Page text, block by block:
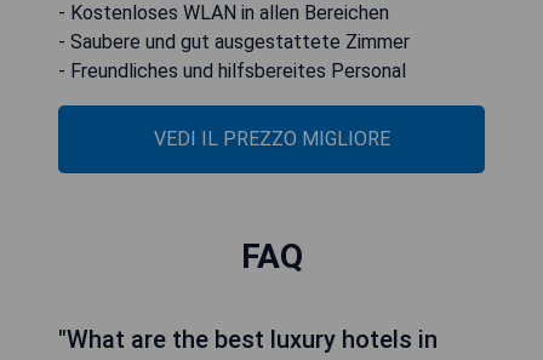
- Kostenloses WLAN in allen Bereichen
- Saubere und gut ausgestattete Zimmer
- Freundliches und hilfsbereites Personal
VEDI IL PREZZO MIGLIORE
FAQ
"What are the best luxury hotels in